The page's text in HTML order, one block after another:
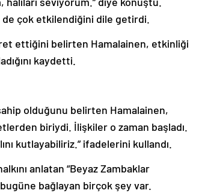
de çok etkilendiğini dile getirdi.
ettiğini belirten Hamalainen, etkinliği
kaydetti.
olduğunu belirten Hamalainen,
biriydi. İlişkiler o zaman başladı.
kutlayabiliriz.” ifadelerini kullandı.
anlatan “Beyaz Zambaklar
bağlayan birçok şey var.